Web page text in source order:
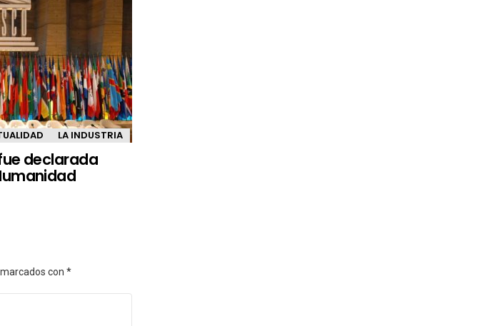
LA INDUSTRIA
declarada
con *